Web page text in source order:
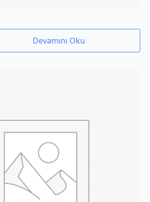
Devamını Oku